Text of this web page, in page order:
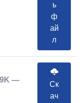
ь
ф
ай
л
—
Ск
ач